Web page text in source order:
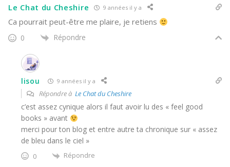
Le Chat du Cheshire 9 années il y a
Ca pourrait peut-être me plaire, je retiens
0 Répondre
lisou 9 années il y a
Répondre à Le Chat du Cheshire
c’est assez cynique alors il faut avoir lu des « feel good
books » avant
merci pour ton blog et entre autre ta chronique sur « assez
de bleu dans le ciel »
0 Répondre